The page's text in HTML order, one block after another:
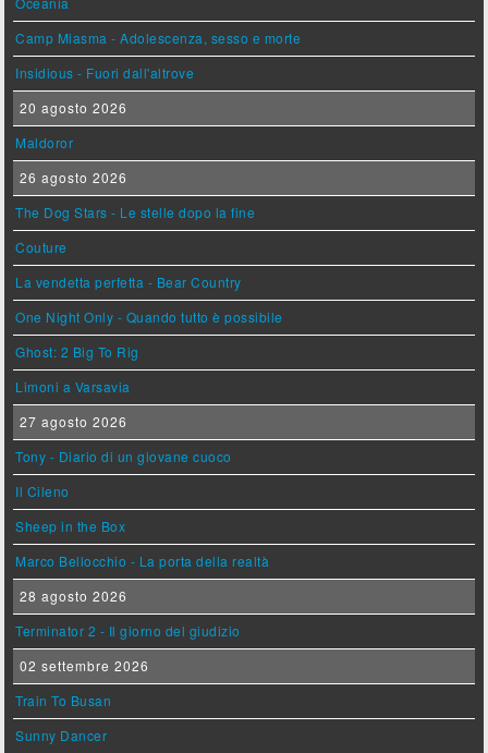
Camp Miasma - Adolescenza, sesso e morte
Insidious - Fuori dall'altrove
20 agosto 2026
Maldoror
26 agosto 2026
The Dog Stars - Le stelle dopo la fine
Couture
La vendetta perfetta - Bear Country
One Night Only - Quando tutto è possibile
Ghost: 2 Big To Rig
Limoni a Varsavia
27 agosto 2026
Tony - Diario di un giovane cuoco
Il Cileno
Sheep in the Box
Marco Bellocchio - La porta della realtà
28 agosto 2026
Terminator 2 - Il giorno del giudizio
02 settembre 2026
Train To Busan
Sunny Dancer